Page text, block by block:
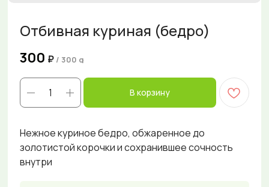
Отбивная куриная (бедро)
300 ₽ / 300 g
В корзину
Нежное куриное бедро, обжаренное до
золотистой корочки и сохранившее сочность
внутри